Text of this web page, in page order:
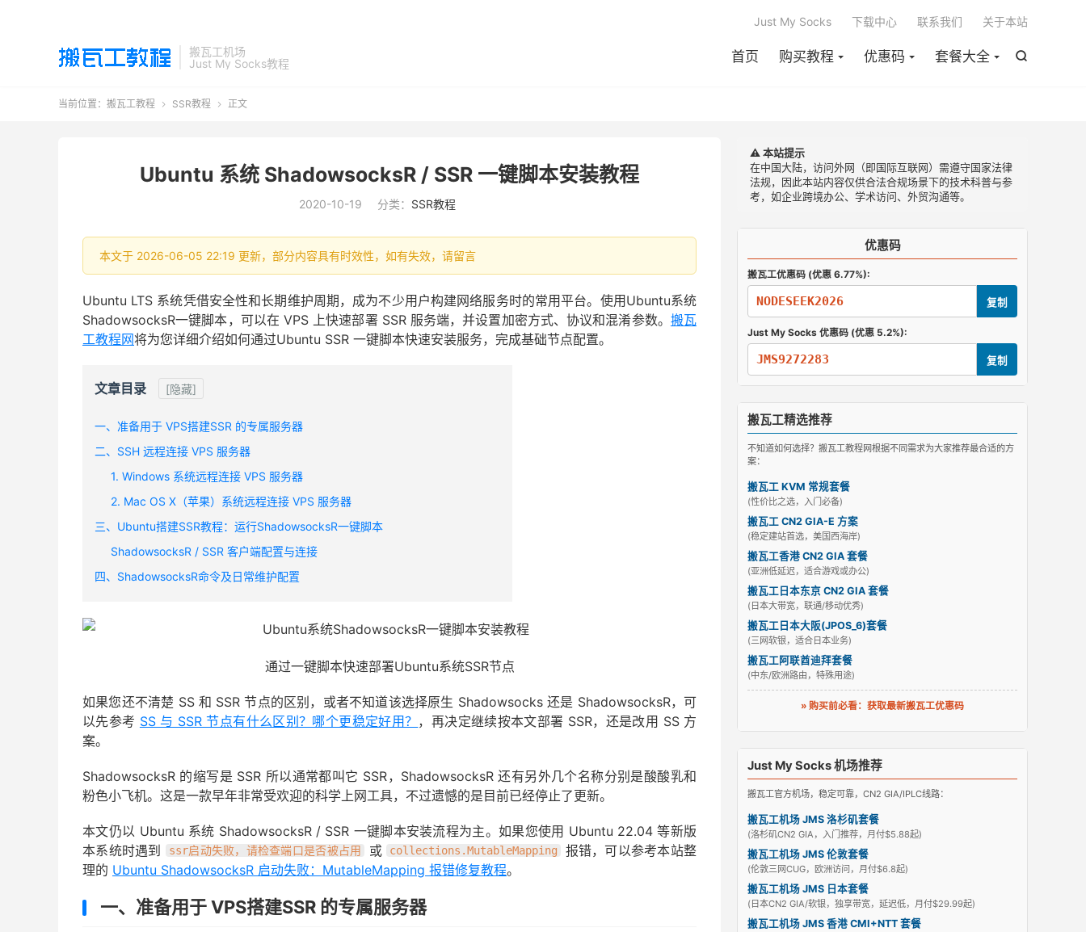
搬瓦工机场
Just My Socks教程

首页 购买教程 优惠码 套餐大全
Just My Socks 下载中心 联系我们 关于本站
当前位置： 搬瓦工教程  SSR教程  正文
Ubuntu 系统 ShadowsocksR / SSR 一键脚本安装教程
2020-10-19 分类： SSR教程
本文于 2026-06-05 22:19 更新，部分内容具有时效性，如有失效，请留言
Ubuntu LTS 系统凭借安全性和长期维护周期，成为不少用户构建网络服务时的常用平台。使用Ubuntu系统
ShadowsocksR一键脚本，可以在 VPS 上快速部署 SSR 服务端，并设置加密方式、协议和混淆参数。 搬瓦
工教程网将为您详细介绍如何通过Ubuntu SSR 一键脚本快速安装服务，完成基础节点配置。
文章目录 [隐藏]
一、准备用于 VPS搭建SSR 的专属服务器
二、SSH 远程连接 VPS 服务器
1. Windows 系统远程连接 VPS 服务器
2. Mac OS X（苹果）系统远程连接 VPS 服务器
三、Ubuntu搭建SSR教程：运行ShadowsocksR一键脚本
ShadowsocksR / SSR 客户端配置与连接
四、ShadowsocksR命令及日常维护配置
通过一键脚本快速部署Ubuntu系统SSR节点
如果您还不清楚 SS 和 SSR 节点的区别，或者不知道该选择原生 Shadowsocks 还是 ShadowsocksR，可
以先参考 SS 与 SSR 节点有什么区别？哪个更稳定好用？ ，再决定继续按本文部署 SSR，还是改用 SS 方
案。
ShadowsocksR 的缩写是 SSR 所以通常都叫它 SSR，ShadowsocksR 还有另外几个名称分别是酸酸乳和
粉色小飞机。这是一款早年非常受欢迎的科学上网工具，不过遗憾的是目前已经停止了更新。
本文仍以 Ubuntu 系统 ShadowsocksR / SSR 一键脚本安装流程为主。如果您使用 Ubuntu 22.04 等新版
本系统时遇到
ssr启动失败，请检查端口是否被占用 或 collections.MutableMapping
报错，可以参考本站整
理的 Ubuntu ShadowsocksR 启动失败：MutableMapping 报错修复教程。
一、准备用于 VPS搭建SSR 的专属服务器
⚠️ 本站提示
在中国大陆，访问外网（即国际互联网）需遵守国家法律
法规，因此本站内容仅供合法合规场景下的技术科普与参
考，如企业跨境办公、学术访问、外贸沟通等。
优惠码
搬瓦工优惠码 (优惠 6.77%):
NODESEEK2026 复制
Just My Socks 优惠码 (优惠 5.2%):
JMS9272283 复制
搬瓦工精选推荐
不知道如何选择？搬瓦工教程网根据不同需求为大家推荐最合适的方
案：
搬瓦工 KVM 常规套餐
(性价比之选，入门必备)
搬瓦工 CN2 GIA-E 方案
(稳定建站首选，美国西海岸)
搬瓦工香港 CN2 GIA 套餐
(亚洲低延迟，适合游戏或办公)
搬瓦工日本东京 CN2 GIA 套餐
(日本大带宽，联通/移动优秀)
搬瓦工日本大阪(JPOS_6)套餐
(三网软银，适合日本业务)
搬瓦工阿联酋迪拜套餐
(中东/欧洲路由，特殊用途)
» 购买前必看：获取最新搬瓦工优惠码
Just My Socks 机场推荐
搬瓦工官方机场，稳定可靠，CN2 GIA/IPLC线路：
搬瓦工机场 JMS 洛杉矶套餐
(洛杉矶CN2 GIA，入门推荐，月付$5.88起)
搬瓦工机场 JMS 伦敦套餐
(伦敦三网CUG，欧洲访问，月付$6.8起)
搬瓦工机场 JMS 日本套餐
(日本CN2 GIA/软银，独享带宽，延迟低，月付$29.99起)
搬瓦工机场 JMS 香港 CMI+NTT 套餐